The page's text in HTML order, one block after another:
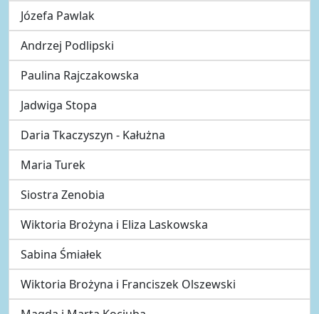
Józefa Pawlak
Andrzej Podlipski
Paulina Rajczakowska
Jadwiga Stopa
Daria Tkaczyszyn - Kałużna
Maria Turek
Siostra Zenobia
Wiktoria Brożyna i Eliza Laskowska
Sabina Śmiałek
Wiktoria Brożyna i Franciszek Olszewski